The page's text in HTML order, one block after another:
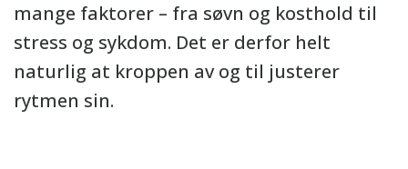
mange faktorer – fra søvn og kosthold til
stress og sykdom. Det er derfor helt
naturlig at kroppen av og til justerer
rytmen sin.